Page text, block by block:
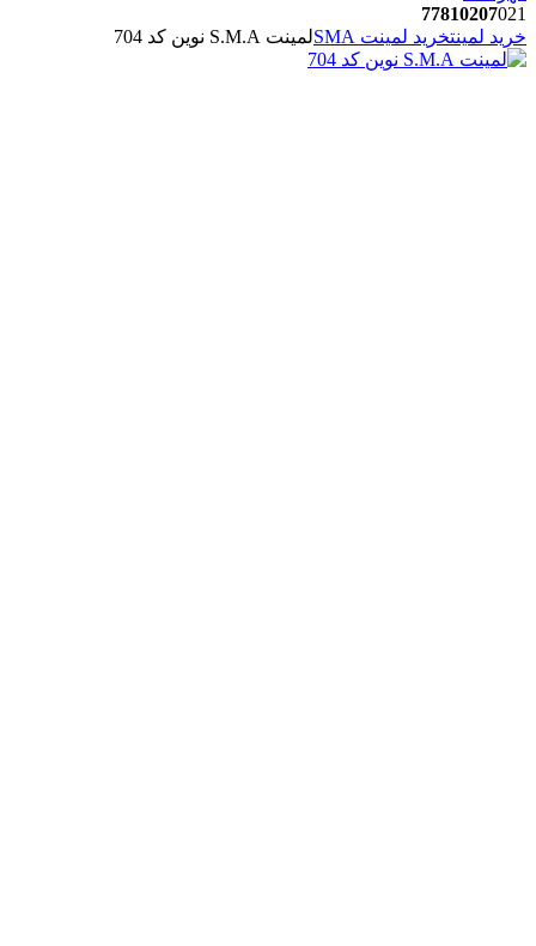
77810207021
خرید لمینتخرید لمینت SMA لمینت S.M.A نوین کد 704